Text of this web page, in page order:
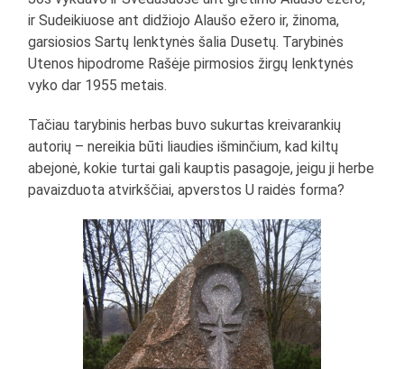
ir Sudeikiuose ant didžiojo Alaušo ežero ir, žinoma,
garsiosios Sartų lenktynės šalia Dusetų. Tarybinės
Utenos hipodrome Rašėje pirmosios žirgų lenktynės
vyko dar 1955 metais.
Tačiau tarybinis herbas buvo sukurtas kreivarankių
autorių – nereikia būti liaudies išminčium, kad kiltų
abejonė, kokie turtai gali kauptis pasagoje, jeigu ji herbe
pavaizduota atvirkščiai, apverstos U raidės forma?